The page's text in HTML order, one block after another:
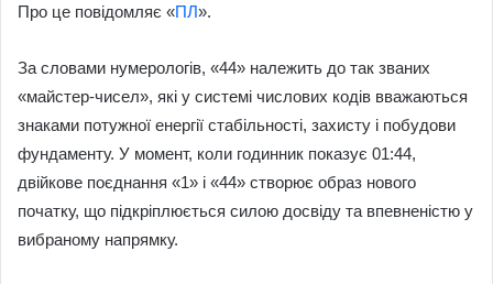
Про це повідомляє «ПЛ».
За словами нумерологів, «44» належить до так званих
«майстер-чисел», які у системі числових кодів вважаються
знаками потужної енергії стабільності, захисту і побудови
фундаменту. У момент, коли годинник показує 01:44,
двійкове поєднання «1» і «44» створює образ нового
початку, що підкріплюється силою досвіду та впевненістю у
вибраному напрямку.